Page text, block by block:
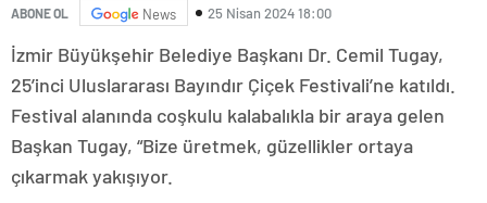
ABONE OL News 25 Nisan 2024 18:00
İzmir Büyükşehir Belediye Başkanı Dr. Cemil Tugay,
25’inci Uluslararası Bayındır Çiçek Festivali’ne katıldı.
Festival alanında coşkulu kalabalıkla bir araya gelen
Başkan Tugay, “Bize üretmek, güzellikler ortaya
çıkarmak yakışıyor.